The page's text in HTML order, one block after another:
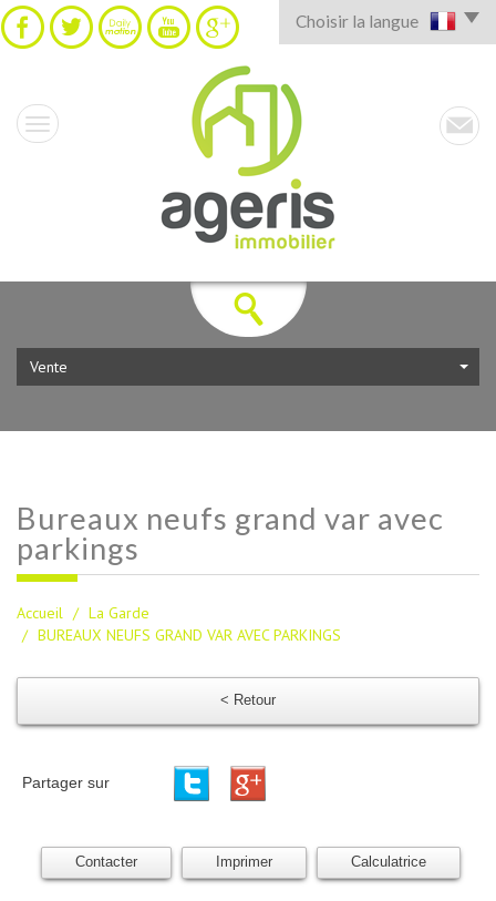
Choisir la langue
Vente
bureaux neufs grand var avec
parkings
Accueil
La Garde
BUREAUX NEUFS GRAND VAR AVEC PARKINGS
< Retour
Partager sur
Contacter Imprimer Calculatrice